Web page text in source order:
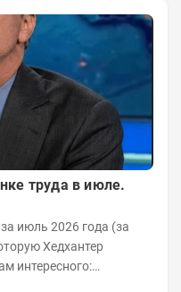
труда в июле.
интересного: